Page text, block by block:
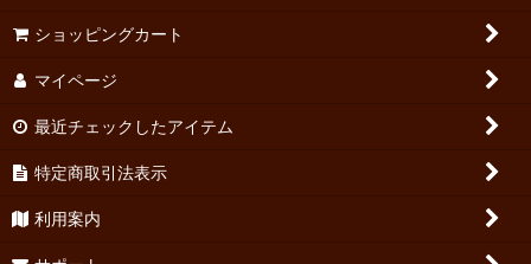
ショッピングカート
マイページ
最近チェックしたアイテム
特定商取引法表示
利用案内